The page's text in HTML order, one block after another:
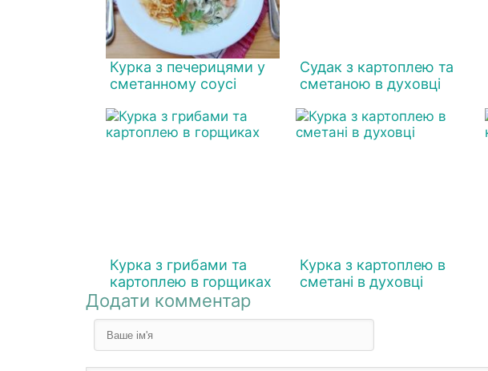
Курка з печерицями у
сметанному соусі
Судак з картоплею та
сметаною в духовці
Курка з грибами та
картоплею в горщиках
Курка з картоплею в
сметані в духовці
Додати комментар